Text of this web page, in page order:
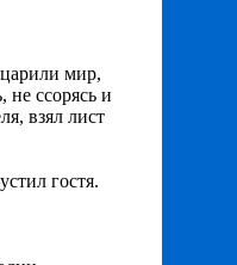
мир,
не ссорясь и
взял лист
гостя.